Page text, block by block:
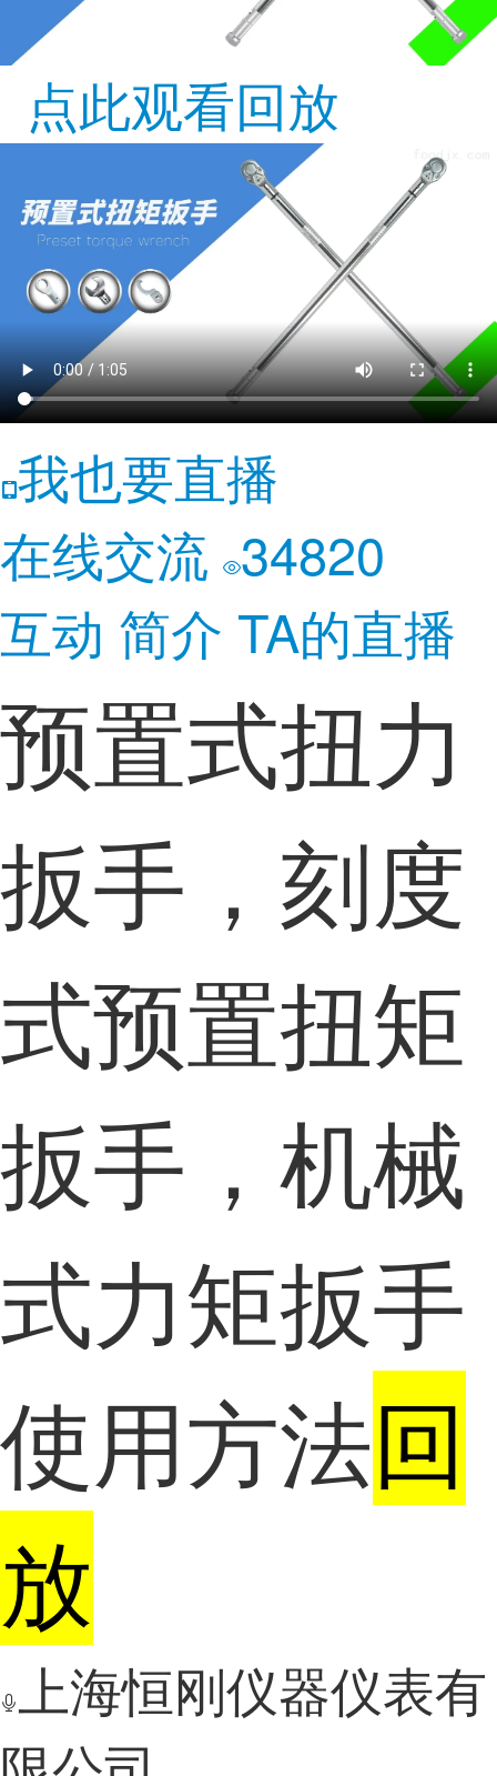
点此观看回放
我也要直播
在线交流 34820
互动 简介 TA的直播
预置式扭力
扳手，刻度
式预置扭矩
扳手，机械
式力矩扳手
使用方法回
放
上海恒刚仪器仪表有